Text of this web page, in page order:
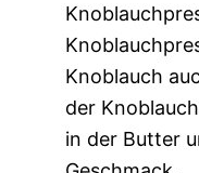
Knoblauch
der
in der Butter